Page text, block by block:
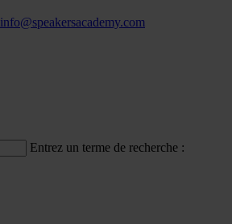
info@speakersacademy.com
Entrez un terme de recherche :